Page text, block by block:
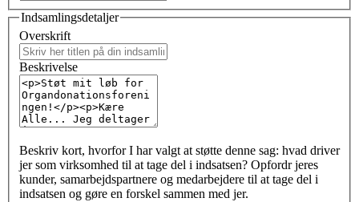
Indsamlingsdetaljer
Overskrift
Beskrivelse
Beskriv kort, hvorfor I har valgt at støtte denne sag: hvad driver
jer som virksomhed til at tage del i indsatsen? Opfordr jeres
kunder, samarbejdspartnere og medarbejdere til at tage del i
indsatsen og gøre en forskel sammen med jer.